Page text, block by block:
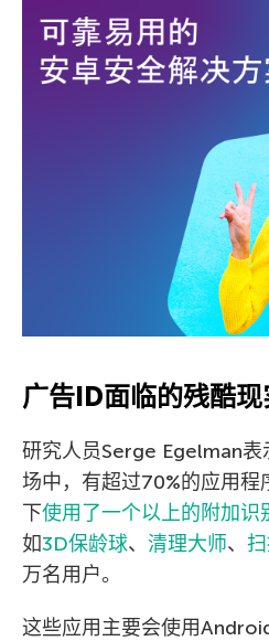
广告ID面临的残酷现
研究人员Serge Egelman
场中，有超过70%的应用程
下使用了一个以上的附加识
如3D保龄球、 清理大师、
万名用户。
这些应用主要会使用